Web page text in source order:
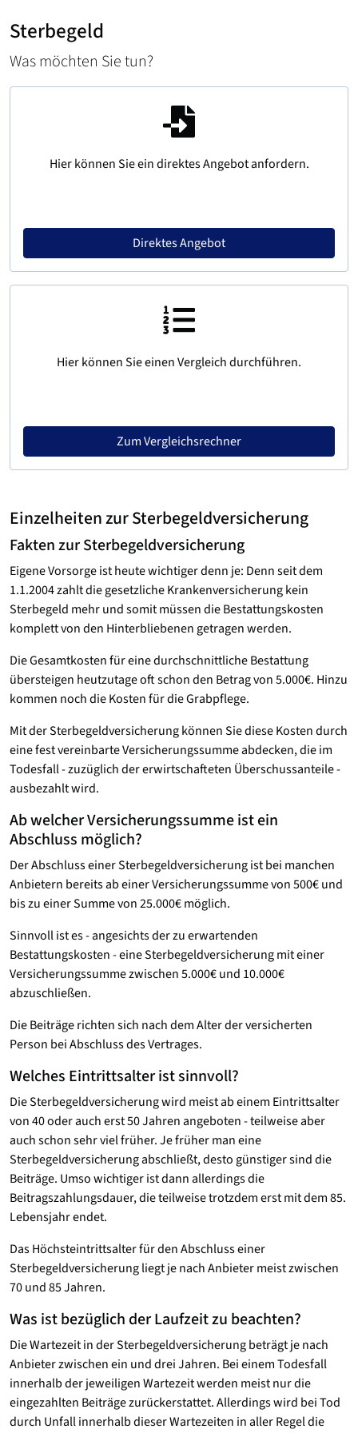
Sterbegeld
Was möchten Sie tun?
Hier können Sie ein direktes Angebot anfordern.
Direktes Angebot
Hier können Sie einen Vergleich durchführen.
Zum Vergleichsrechner
Einzelheiten zur Sterbegeldversicherung
Fakten zur Sterbegeldversicherung
Eigene Vorsorge ist heute wichtiger denn je: Denn seit dem
1.1.2004 zahlt die gesetzliche Krankenversicherung kein
Sterbegeld mehr und somit müssen die Bestattungskosten
komplett von den Hinterbliebenen getragen werden.
Die Gesamtkosten für eine durchschnittliche Bestattung
übersteigen heutzutage oft schon den Betrag von 5.000€. Hinzu
kommen noch die Kosten für die Grabpflege.
Mit der Sterbegeldversicherung können Sie diese Kosten durch
eine fest vereinbarte Versicherungssumme abdecken, die im
Todesfall - zuzüglich der erwirtschafteten Überschussanteile -
ausbezahlt wird.
Ab welcher Versicherungssumme ist ein
Abschluss möglich?
Der Abschluss einer Sterbegeldversicherung ist bei manchen
Anbietern bereits ab einer Versicherungssumme von 500€ und
bis zu einer Summe von 25.000€ möglich.
Sinnvoll ist es - angesichts der zu erwartenden
Bestattungskosten - eine Sterbegeldversicherung mit einer
Versicherungssumme zwischen 5.000€ und 10.000€
abzuschließen.
Die Beiträge richten sich nach dem Alter der versicherten
Person bei Abschluss des Vertrages.
Welches Eintrittsalter ist sinnvoll?
Die Sterbegeldversicherung wird meist ab einem Eintrittsalter
von 40 oder auch erst 50 Jahren angeboten - teilweise aber
auch schon sehr viel früher. Je früher man eine
Sterbegeldversicherung abschließt, desto günstiger sind die
Beiträge. Umso wichtiger ist dann allerdings die
Beitragszahlungsdauer, die teilweise trotzdem erst mit dem 85.
Lebensjahr endet.
Das Höchsteintrittsalter für den Abschluss einer
Sterbegeldversicherung liegt je nach Anbieter meist zwischen
70 und 85 Jahren.
Was ist bezüglich der Laufzeit zu beachten?
Die Wartezeit in der Sterbegeldversicherung beträgt je nach
Anbieter zwischen ein und drei Jahren. Bei einem Todesfall
innerhalb der jeweiligen Wartezeit werden meist nur die
eingezahlten Beiträge zurückerstattet. Allerdings wird bei Tod
durch Unfall innerhalb dieser Wartezeiten in aller Regel die